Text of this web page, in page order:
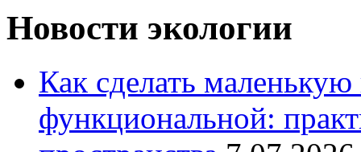
Новости экологии
Как сделать
функциональной: